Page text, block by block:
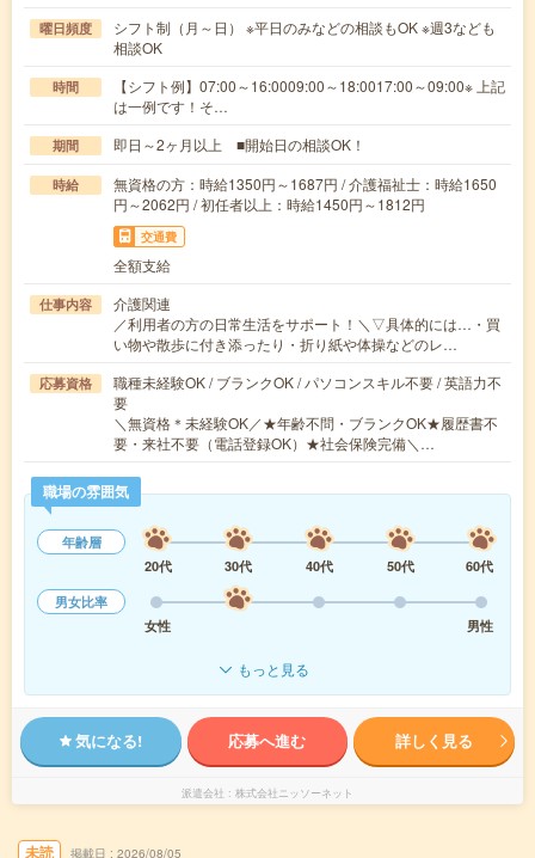
曜日頻度
シフト制（月～日） ※平日のみなどの相談もOK ※週3なども
相談OK
時間
【シフト例】07:00～16:0009:00～18:0017:00～09:00※ 上記
は一例です！そ…
期間 即日～2ヶ月以上 ■開始日の相談OK！
時給
無資格の方：時給1350円～1687円 / 介護福祉士：時給1650
円～2062円 / 初任者以上：時給1450円～1812円
交通費
全額支給
仕事内容
介護関連
／利用者の方の日常生活をサポート！＼▽具体的には…・買
い物や散歩に付き添ったり・折り紙や体操などのレ…
応募資格
職種未経験OK / ブランクOK / パソコンスキル不要 / 英語力不
要
＼無資格＊未経験OK／★年齢不問・ブランクOK★履歴書不
要・来社不要（電話登録OK）★社会保険完備＼…
職場の雰囲気
年齢層
20代
30代 40代 50代
60代
男女比率
女性
男性
もっと見る
気になる! 応募へ進む 詳しく見る
派遣会社 株式会社ニッソーネット
未読 掲載日 2026/08/05